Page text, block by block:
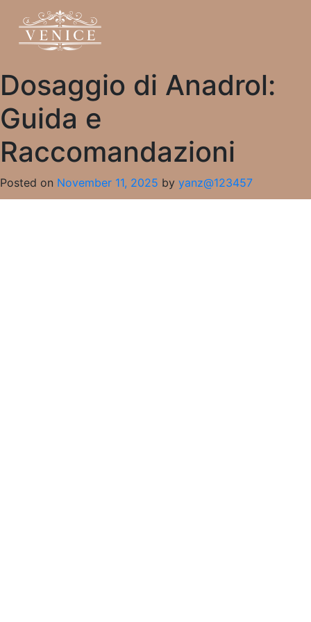
Dosaggio di Anadrol:
Guida e
Raccomandazioni
Posted on November 11, 2025 by yanz@123457